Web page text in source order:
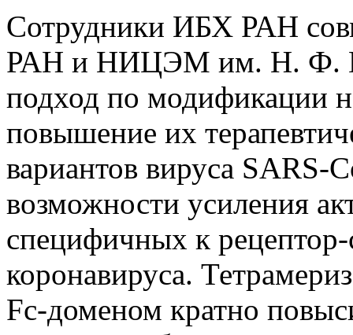
Сотрудники ИБХ РАН
РАН и НИЦЭМ им. Н. Ф.
подход по модификации
повышение их
вариантов вируса SARS-
возможности усиления
специфичных к
коронавируса.
Fc-доменом кратно